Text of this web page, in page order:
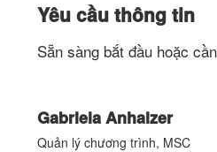
Yêu cầu thông tin
Sẵn sàng bắt đầu hoặc
Gabriela Anhalzer
Quản lý chương trình, MSC